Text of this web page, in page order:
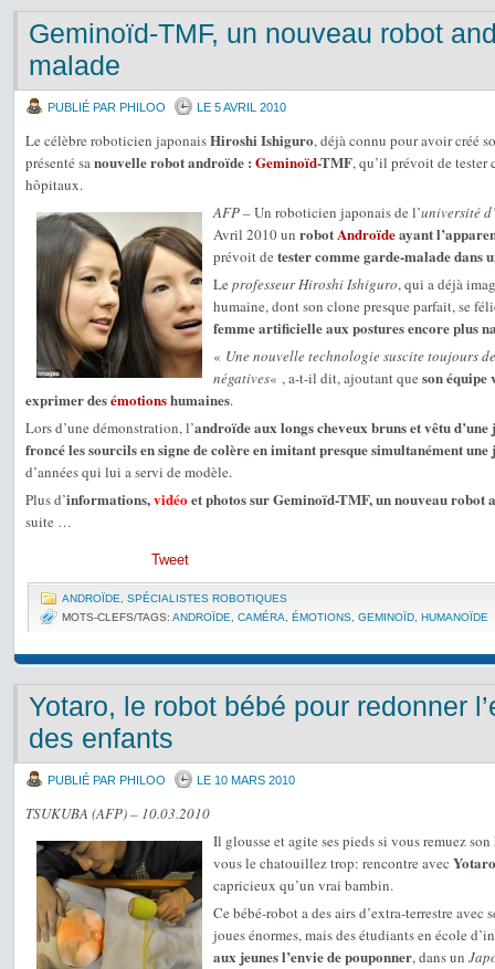
Geminoïd-TMF, un nouveau robot
malade
PUBLIÉ PAR PHILOO LE 5 AVRIL 2010
Le célèbre roboticien japonaisHiroshi Ishiguro, déjà connu pour avoir créé
présenté sanouvelle robot androïde : Geminoïd-TMF, qu’il prévoit de tester
hôpitaux.
AFP– Un roboticien japonais de l’université
Avril 2010 un robotAndroïdeayant
prévoit de tester comme garde-malade dans
Le professeur Hiroshi Ishiguro, qui a déjà
humaine, dont son clone presque parfait, se
femme artificielle aux postures encore plus
« Une nouvelle technologie suscite toujours
négatives« , a-t-il dit, ajoutant que son équipe
exprimer desémotionshumaines.
Lors d’une démonstration, l’androïde aux longs cheveux bruns et vêtu
froncé les sourcils en signe de colère en imitant presque simultanément une
d’années qui lui a servi de modèle.
Plus d’informations,vidéoet photos sur Geminoïd-TMF, un nouveau robot
suite …
Tweet
ANDROÏDE
SPÉCIALISTES ROBOTIQUES
MOTS-CLEFS/TAGS: ANDROÏDE CAMÉRA ÉMOTIONS GEMINOÏD HUMANOÏDE
Yotaro, le robot bébé pour redonner
des enfants
PUBLIÉ PAR PHILOO LE 10 MARS 2010
TSUKUBA (AFP) – 10.03.2010
Il glousse et agite ses pieds si vous remuez
vous le chatouillez trop: rencontre avec
capricieux qu’un vrai bambin.
Ce bébé-robot a des airs d’extra-terrestre avec
joues énormes, mais des étudiants en école
aux jeunes l’envie de pouponner, dans un